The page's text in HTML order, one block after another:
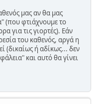
μας αν θα μας
(που φτιάχνουμε το
για τις γιορτές). Εάν
του καθενός, αργά η
(δικαίως ή αδίκως... δεν
και αυτό θα γίνει